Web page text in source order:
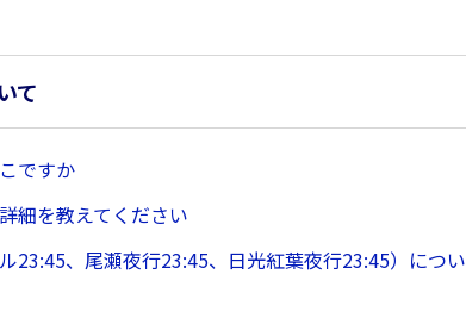
て
ですか
細を教えてください
23:45、尾瀬夜行23:45、日光紅葉夜行23:45）につい